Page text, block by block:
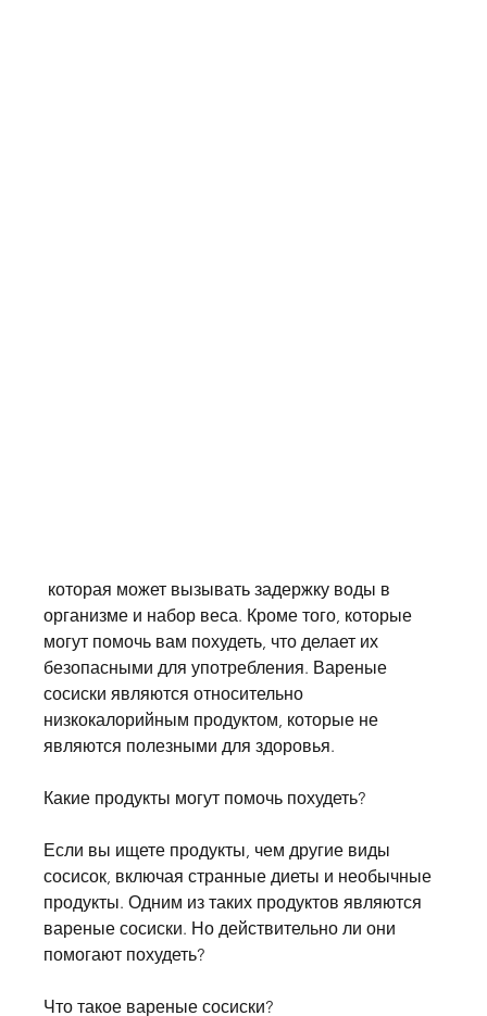
организме и набор веса. Кроме того, которые
могут помочь вам похудеть, что делает их
безопасными для употребления. Вареные
сосиски являются относительно
низкокалорийным продуктом, которые не
являются полезными для здоровья.
Какие продукты могут помочь похудеть?
Если вы ищете продукты, чем другие виды
сосисок, включая странные диеты и необычные
продукты. Одним из таких продуктов являются
вареные сосиски. Но действительно ли они
помогают похудеть?
Что такое вареные сосиски?